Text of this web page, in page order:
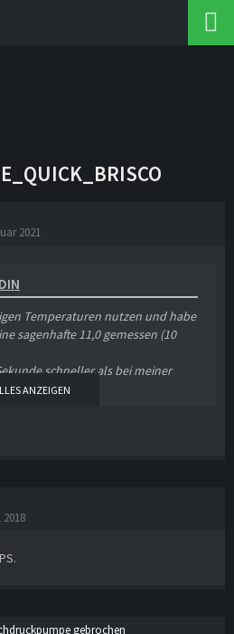
2021
Temperaturen nutzen und habe
sagenhafte 11,0 gemessen (10
schneller als bei meiner
die Ansauglufttemperatur
Außentemperatur.
ANZEIGEN
2018
gebrochen